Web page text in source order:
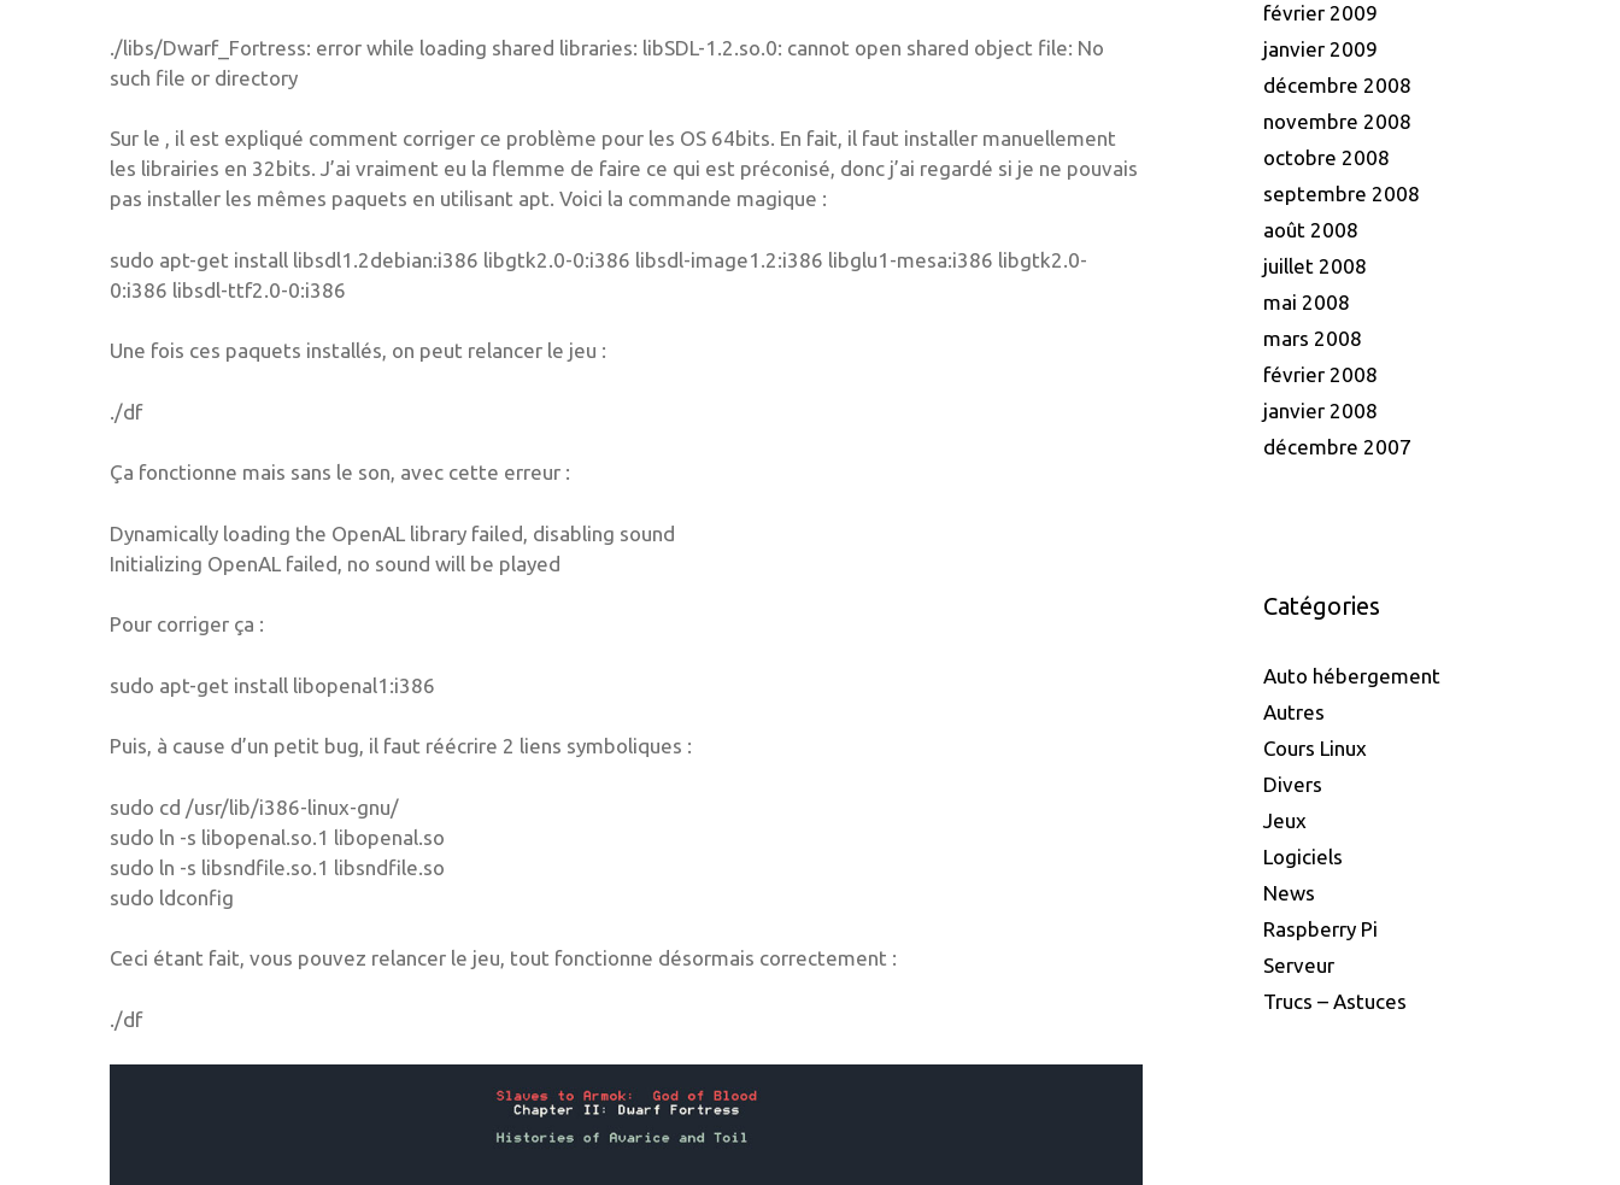
./libs/Dwarf_Fortress: error while loading shared libraries: libSDL-1.2.so.0: cannot open shared object file: No
such file or directory
Sur le , il est expliqué comment corriger ce problème pour les OS 64bits. En fait, il faut installer manuellement
les librairies en 32bits. J’ai vraiment eu la flemme de faire ce qui est préconisé, donc j’ai regardé si je ne pouvais
pas installer les mêmes paquets en utilisant apt. Voici la commande magique :
sudo apt-get install libsdl1.2debian:i386 libgtk2.0-0:i386 libsdl-image1.2:i386 libglu1-mesa:i386 libgtk2.0-
0:i386 libsdl-ttf2.0-0:i386
Une fois ces paquets installés, on peut relancer le jeu :
./df
Ça fonctionne mais sans le son, avec cette erreur :
Dynamically loading the OpenAL library failed, disabling sound
Initializing OpenAL failed, no sound will be played
Pour corriger ça :
sudo apt-get install libopenal1:i386
Puis, à cause d’un petit bug, il faut réécrire 2 liens symboliques :
sudo cd /usr/lib/i386-linux-gnu/
sudo ln -s libopenal.so.1 libopenal.so
sudo ln -s libsndfile.so.1 libsndfile.so
sudo ldconfig
Ceci étant fait, vous pouvez relancer le jeu, tout fonctionne désormais correctement :
./df
février 2009
janvier 2009
décembre 2008
novembre 2008
octobre 2008
septembre 2008
août 2008
juillet 2008
mai 2008
mars 2008
février 2008
janvier 2008
décembre 2007
Catégories
Auto hébergement
Autres
Cours Linux
Divers
Jeux
Logiciels
News
Raspberry Pi
Serveur
Trucs – Astuces